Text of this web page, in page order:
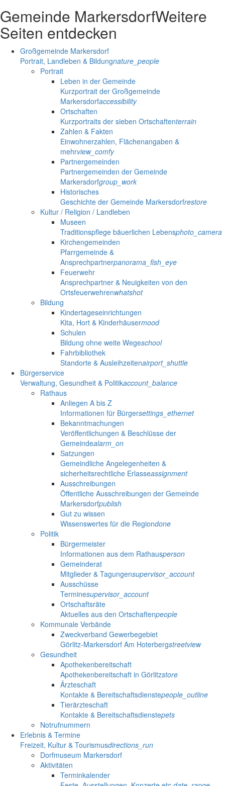
Gemeinde MarkersdorfWeitere
Seiten entdecken
Großgemeinde Markersdorf
Portrait, Landleben & Bildungnature_people
Portrait
Leben in der Gemeinde
Kurzportrait der Großgemeinde
Markersdorfaccessibility
Ortschaften
Kurzportraits der sieben Ortschaftenterrain
Zahlen & Fakten
Einwohnerzahlen, Flächenangaben &
mehrview_comfy
Partnergemeinden
Partnergemeinden der Gemeinde
Markersdorfgroup_work
Historisches
Geschichte der Gemeinde Markersdorfrestore
Kultur / Religion / Landleben
Museen
Traditionspflege bäuerlichen Lebensphoto_camera
Kirchengemeinden
Pfarrgemeinde &
Ansprechpartnerpanorama_fish_eye
Feuerwehr
Ansprechpartner & Neuigkeiten von den
Ortsfeuerwehrenwhatshot
Bildung
Kindertageseinrichtungen
Kita, Hort & Kinderhäusermood
Schulen
Bildung ohne weite Wegeschool
Fahrbibliothek
Standorte & Ausleihzeitenairport_shuttle
Bürgerservice
Verwaltung, Gesundheit & Politikaccount_balance
Rathaus
Anliegen A bis Z
Informationen für Bürgersettings_ethernet
Bekanntmachungen
Veröffentlichungen & Beschlüsse der
Gemeindealarm_on
Satzungen
Gemeindliche Angelegenheiten &
sicherheitsrechtliche Erlasseassignment
Ausschreibungen
Öffentliche Ausschreibungen der Gemeinde
Markersdorfpublish
Gut zu wissen
Wissenswertes für die Regiondone
Politik
Bürgermeister
Informationen aus dem Rathausperson
Gemeinderat
Mitglieder & Tagungensupervisor_account
Ausschüsse
Terminesupervisor_account
Ortschaftsräte
Aktuelles aus den Ortschaftenpeople
Kommunale Verbände
Zweckverband Gewerbegebiet
Görlitz-Markersdorf Am Hoterbergstreetview
Gesundheit
Apothekenbereitschaft
Apothekenbereitschaft in Görlitzstore
Ärzteschaft
Kontakte & Bereitschaftsdienstepeople_outline
Tierärzteschaft
Kontakte & Bereitschaftsdienstepets
Notrufnummern
Erlebnis & Termine
Freizeit, Kultur & Tourismusdirections_run
Dorfmuseum Markersdorf
Aktivitäten
Terminkalender